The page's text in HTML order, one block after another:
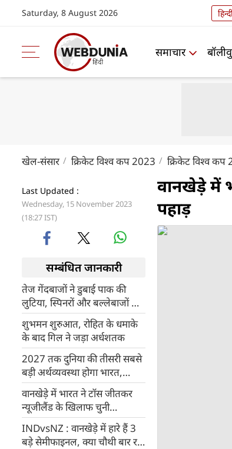
Saturday, 8 August 2026
समाचार
खेल-संसार क्रिकेट विश्व कप 2023 क्रिकेट विश्व
Last Updated :
Wednesday, 15 November 2023
(18:27 IST)
सम्बंधित जानकारी
तेज गेंदबाजों ने डुबाई पाक की
लुटिया, स्पिनरों और बल्लेबाजों के
भी रहे बुरे हाल
शुभमन शुरुआत, रोहित के धमाके
के बाद गिल ने जड़ा अर्धशतक
2027 तक दुनिया की तीसरी सबसे
बड़ी अर्थव्यवस्था होगा भारत,
जापान और जर्मनी को छोड़ देगा
पीछे
वानखेड़े में भारत ने टॉस जीतकर
न्यूजीलैंड के खिलाफ चुनी
बल्लेबाजी
INDvsNZ : वानखेड़े में हारे हैं 3
बड़े सेमीफाइनल, क्या चौथी बार रच
वानखेड़े में
पहाड़